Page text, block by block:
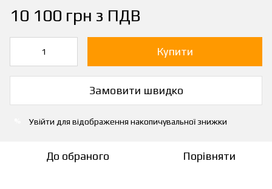
10 100 грн з ПДВ
Купити
Замовити швидко
Увійти для відображення накопичувальної знижки
До обраного Порівняти